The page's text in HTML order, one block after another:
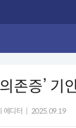
의존증’
에디터 2025.09.19